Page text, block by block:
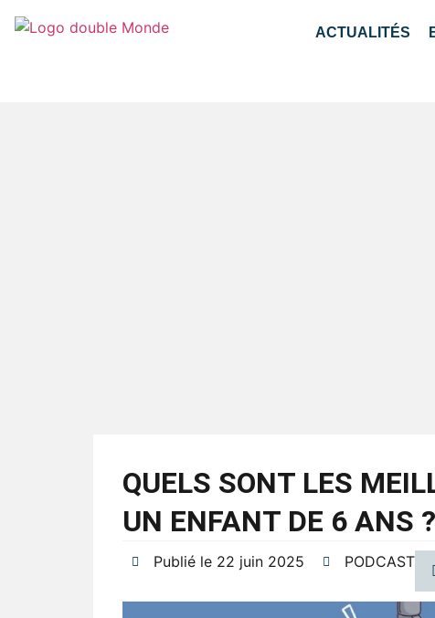
ACTUALITÉS
QUELS SONT LES
UN ENFANT DE 6 ANS ?
Publié le 22 juin 2025 PODCAST